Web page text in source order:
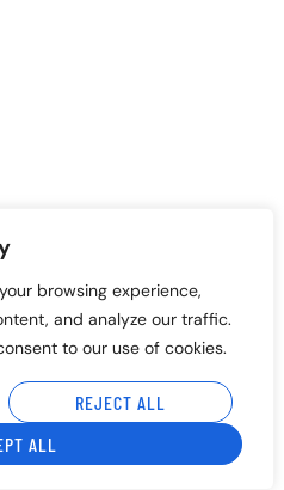
browsing experience,
and analyze our traffic.
to our use of cookies.
REJECT ALL
ALL